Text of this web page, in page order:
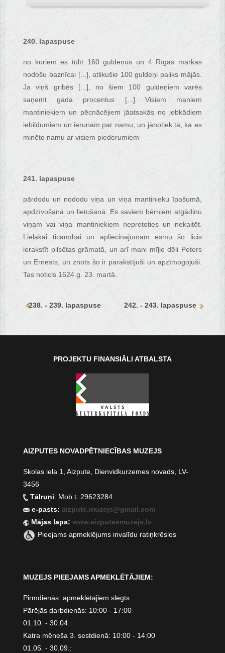
240. lapaspuse
no kuriem es tūlīt 160 guldeņus un 4 Rīgas markas
nodošu baznīcai [...], atlikušie 100 guldeņi paliks mājās.
Ja viņš gribēs [...], no šiem 100 guldeņiem varēs
saņemt gada procentus [...] Visiem maniem
mantiniekiem un pēcnācējiem jāatsakās no jebkādiem
iebildumiem un ierunām par namu, un jānotiek tā, ka es
minēto namu ar visiem piederumiem
241. lapaspuse
pārdodu un nododu viņa un viņa mantinieku īpašumā,
apdzīvošanā un lietošanā. Es saviem bērniem atgādinu
viņam vai viņa mantiniekiem nepretoties un nekaitēt.
Lielākai ticamībai un apliecinājumam esmu šo licis
ierakstīt pilsētas grāmatā, un arī mani mīļie dēli Peters
un Ernests, un znots šo ir parakstījuši un apzīmogojuši.
Tas noticis 1624.g. 23. martā.
238. - 239. lapaspuse 242. - 243. lapaspuse
PROJEKTU FINANSIĀLI ATBALSTA
AIZPUTES NOVADPĒTNIECĪBAS MUZEJS
Skolas iela 1, Aizpute, Dienvidkurzemes novads, LV-
3456
Tālruņi: Mob.t. 29623284
e-pasts:aizpute.muzejs@gmail.com
Mājas lapa:www.aizputesmuzejs.lv
Pieejams apmeklējums invalīdu ratiņkrēslos
MUZEJS PIEEJAMS APMEKLĒTĀJIEM:
Pirmdienās: apmeklētājiem slēgts
Pārējās darbdienās: 10:00 - 17:00
01.10. - 30.04.:
Katra mēneša 3. sestdienā: 10:00 - 14:00
01.05. - 30.09.: